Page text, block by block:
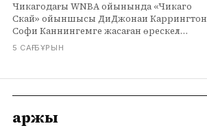
Чикагодағы WNBA ойынында «Чикаго
Скай» ойыншысы ДиДжонаи Каррингтон
Софи Каннингемге жасаған өрескел
қателігі үшін алаңнан шығарылды. Кейтлин
5 САҒ БҰРЫН
Қаржы